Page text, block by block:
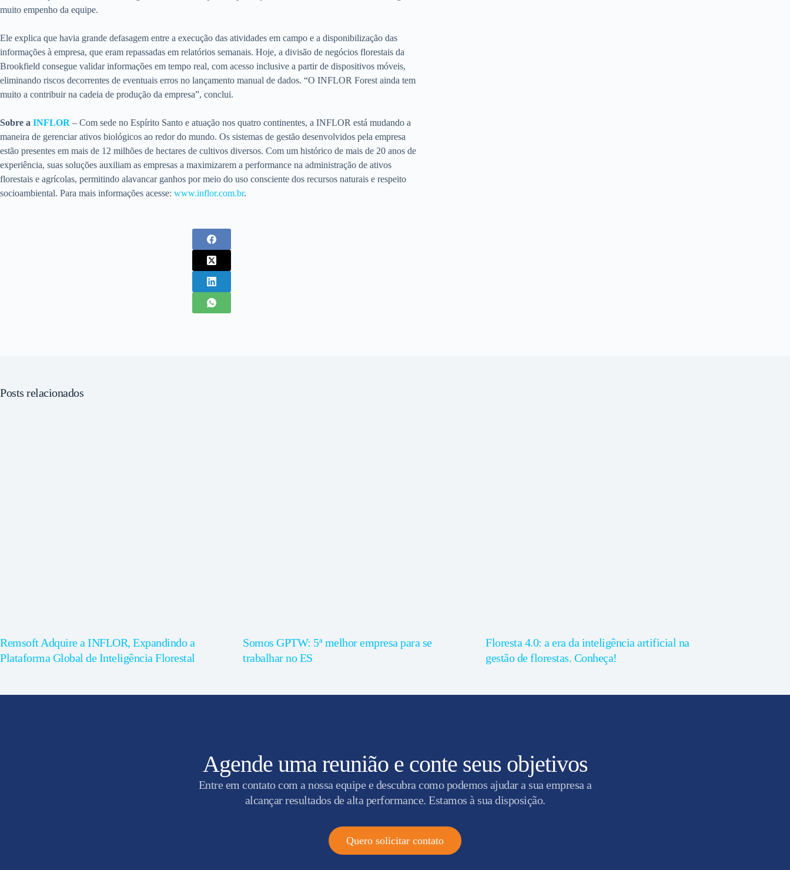
muito empenho da equipe.
Ele explica que havia grande defasagem entre a execução das atividades em campo e a disponibilização das
informações à empresa, que eram repassadas em relatórios semanais. Hoje, a divisão de negócios florestais da
Brookfield consegue validar informações em tempo real, com acesso inclusive a partir de dispositivos móveis,
eliminando riscos decorrentes de eventuais erros no lançamento manual de dados. “O INFLOR Forest ainda tem
muito a contribuir na cadeia de produção da empresa”, conclui.
Sobre a INFLOR – Com sede no Espírito Santo e atuação nos quatro continentes, a INFLOR está mudando a
maneira de gerenciar ativos biológicos ao redor do mundo. Os sistemas de gestão desenvolvidos pela empresa
estão presentes em mais de 12 milhões de hectares de cultivos diversos. Com um histórico de mais de 20 anos de
experiência, suas soluções auxiliam as empresas a maximizarem a performance na administração de ativos
florestais e agrícolas, permitindo alavancar ganhos por meio do uso consciente dos recursos naturais e respeito
socioambiental. Para mais informações acesse: www.inflor.com.br.
Posts relacionados
Remsoft Adquire a INFLOR, Expandindo a
Plataforma Global de Inteligência Florestal
Somos GPTW: 5ª melhor empresa para se
trabalhar no ES
Floresta 4.0: a era da inteligência artificial na
gestão de florestas. Conheça!
Agende uma reunião e conte seus objetivos
Entre em contato com a nossa equipe e descubra como podemos ajudar a sua empresa a
alcançar resultados de alta performance. Estamos à sua disposição.
Quero solicitar contato